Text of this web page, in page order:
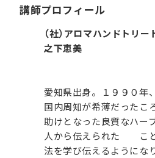
講師プロフィール
（社）アロマハンドトリ
之下恵美
愛知県出身。１９９０年
国内周知が希薄だったこ
助けとなった良質なハー
人から伝えられた こと
法を学び伝えるようにな